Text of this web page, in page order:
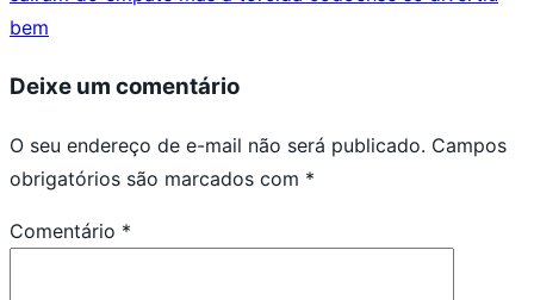
bem
Deixe um comentário
O seu endereço de e-mail não será publicado. Campos
obrigatórios são marcados com *
Comentário *